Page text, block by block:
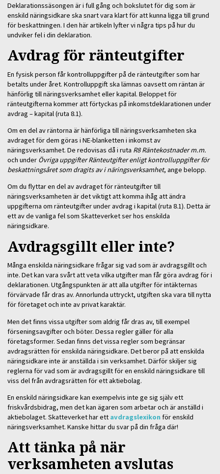
Deklarationssäsongen är i full gång och bokslutet för dig som är
enskild näringsidkare ska snart vara klart för att kunna ligga till grund
för beskattningen. I den här artikeln lyfter vi några tips på hur du
undviker fel i din deklaration.
Avdrag för ränteutgifter
En fysisk person får kontrolluppgifter på de ränteutgifter som har
betalts under året. Kontrolluppgift ska lämnas oavsett om räntan är
hänförlig till näringsverksamhet eller kapital. Beloppet för
ränteutgifterna kommer att förtyckas på inkomstdeklarationen under
avdrag – kapital (ruta 8.1).
Om en del av räntorna är hänförliga till näringsverksamheten ska
avdraget för dem göras i NE-blanketten i inkomst av
näringsverksamhet. De redovisas då i ruta R8 Räntekostnader m.m.
och under Övriga uppgifter Ränteutgifter enligt kontrolluppgifter för
beskattningsåret som dragits av i näringsverksamhet, ange belopp.
Om du flyttar en del av avdraget för ränteutgifter till
näringsverksamheten är det viktigt att komma ihåg att ändra
uppgifterna om ränteutgifter under avdrag i kapital (ruta 8.1). Detta är
ett av de vanliga fel som Skatteverket ser hos enskilda
näringsidkare.
Avdragsgillt eller inte?
Många enskilda näringsidkare frågar sig vad som är avdragsgillt och
inte. Det kan vara svårt att veta vilka utgifter man får göra avdrag för i
deklarationen. Utgångspunkten är att alla utgifter för intäkternas
förvärvade får dras av. Annorlunda uttryckt, utgiften ska vara till nytta
för företaget och inte av privat karaktär.
Men det finns vissa utgifter som aldrig får dras av, till exempel
förseningsavgifter och böter. Dessa regler gäller för alla
företagsformer. Sedan finns det vissa regler som begränsar
avdragsrätten för enskilda näringsidkare. Det beror på att enskilda
näringsidkare inte är anställda i sin verksamhet. Därför skiljer sig
reglerna för vad som är avdragsgillt för en enskild näringsidkare till
viss del från avdragsrätten för ett aktiebolag.
En enskild näringsidkare kan exempelvis inte ge sig själv ett
friskvårdsbidrag, men det kan ägaren som arbetar och är anställd i
aktiebolaget. Skatteverket har ett avdragslexikonför enskild
näringsverksamhet. Kanske hittar du svar på din fråga där!
Att tänka på när
verksamheten avslutas